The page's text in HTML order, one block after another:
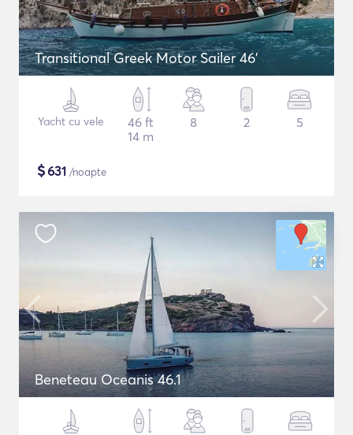
Transitional Greek Motor Sailer 46'
Yacht cu vele
46 ft
14 m
8 2 5
$631 /noapte
Beneteau Oceanis 46.1